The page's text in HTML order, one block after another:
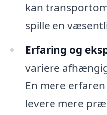
kan
spille en
Erfaring og
variere
En mere
levere mere